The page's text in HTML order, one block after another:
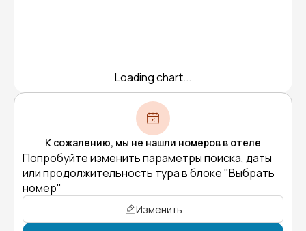
Loading chart...
К сожалению, мы не нашли номеров в отеле
Попробуйте изменить параметры поиска, даты
или продолжительность тура в блоке "Выбрать
номер"
Изменить